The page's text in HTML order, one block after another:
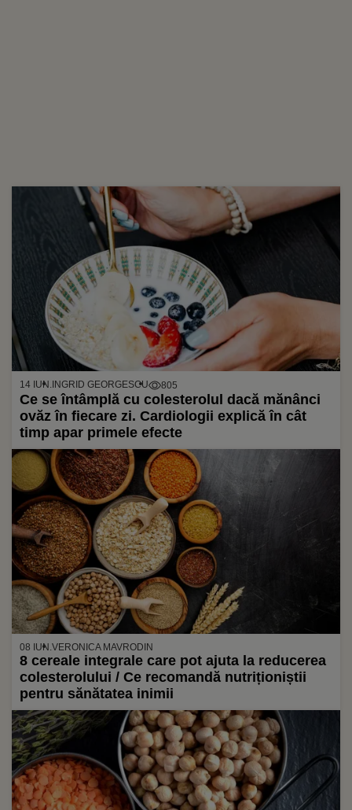
14 IUN. INGRID GEORGESCU 805
Ce se întâmplă cu colesterolul dacă mănânci
ovăz în fiecare zi. Cardiologii explică în cât
timp apar primele efecte
08 IUN. VERONICA MAVRODIN
8 cereale integrale care pot ajuta la reducerea
colesterolului / Ce recomandă nutriționiștii
pentru sănătatea inimii